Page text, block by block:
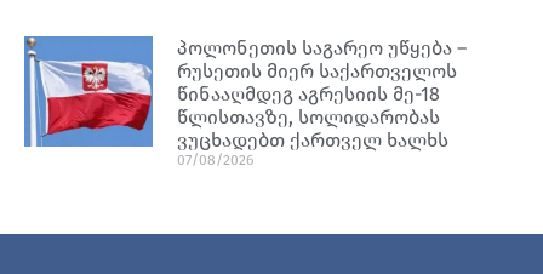
პოლონეთის საგარეო უწყება –
რუსეთის მიერ საქართველოს
წინააღმდეგ აგრესიის მე-18
წლისთავზე, სოლიდარობას
ვუცხადებთ ქართველ ხალხს
07/08/2026